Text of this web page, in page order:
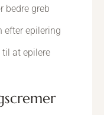
bedre greb
efter epilering
at epilere